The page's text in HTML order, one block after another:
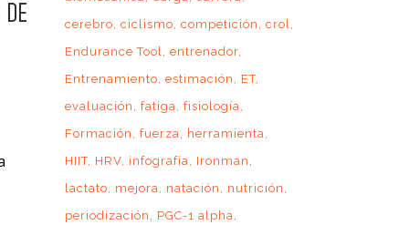
cerebro ciclismo competición
crol
Endurance Tool entrenador
Entrenamiento estimación
ET
evaluación
fatiga fisiología
Formación
fuerza
herramienta
HIIT HRV infografía
Ironman
lactato
mejora natación
nutrición
periodización
PGC-1 alpha